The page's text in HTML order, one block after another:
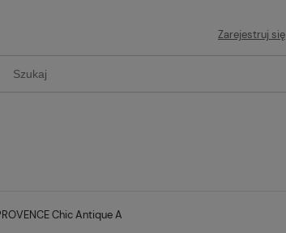
Zarejestruj się
Chic Antique A